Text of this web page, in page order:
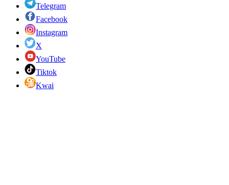
Telegram
Facebook
Instagram
X
YouTube
Tiktok
Kwai